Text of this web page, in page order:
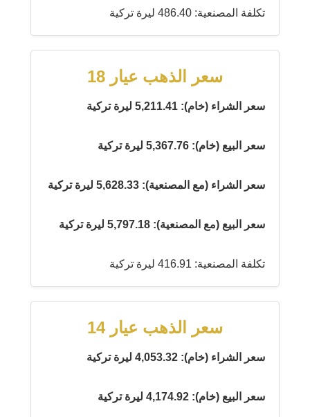
تكلفة المصنعية: 486.40 ليرة تركية
سعر الذهب عيار 18
سعر الشراء (خام): 5,211.41 ليرة تركية
سعر البيع (خام): 5,367.76 ليرة تركية
سعر الشراء (مع المصنعية): 5,628.33 ليرة تركية
سعر البيع (مع المصنعية): 5,797.18 ليرة تركية
تكلفة المصنعية: 416.91 ليرة تركية
سعر الذهب عيار 14
سعر الشراء (خام): 4,053.32 ليرة تركية
سعر البيع (خام): 4,174.92 ليرة تركية